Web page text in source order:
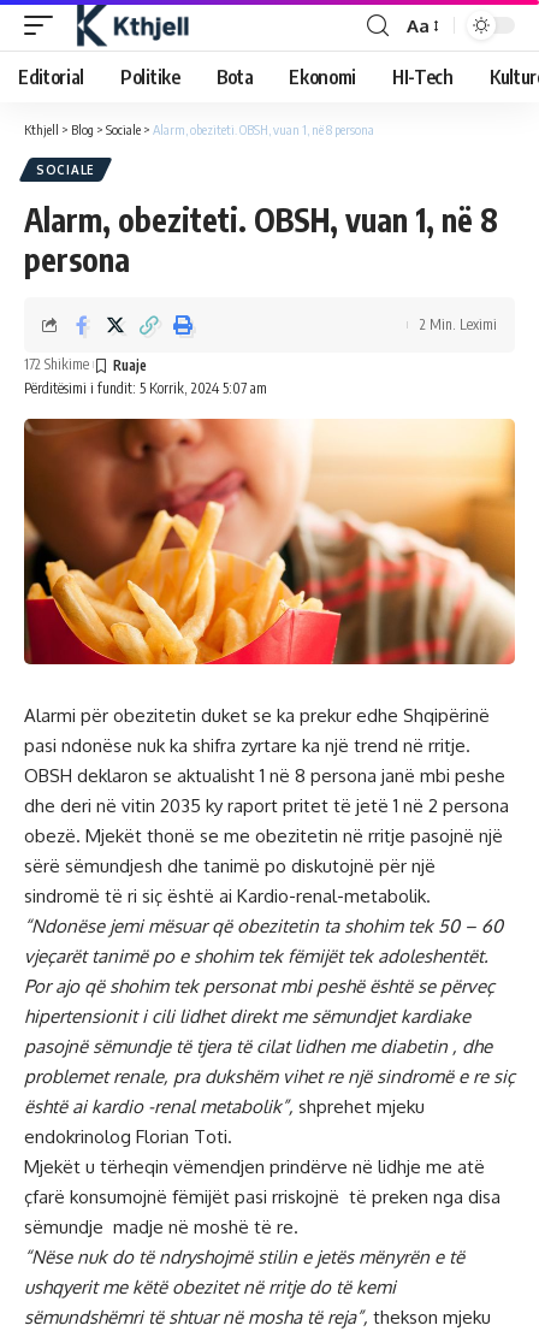
Aa
Editorial Politike Bota Ekonomi HI-Tech
Kthjell > Blog > Sociale > Alarm, obeziteti. OBSH, vuan 1, në 8 persona
SOCIALE
Alarm, obeziteti. OBSH, vuan 1, në 8
persona
Përditësimi i fundit: 5 Korrik, 2024 5:07 am
172 Shikime
2 Min. Leximi
Alarmi për obezitetin duket se ka prekur edhe Shqipërinë
pasi ndonëse nuk ka shifra zyrtare ka një trend në rritje.
OBSH deklaron se aktualisht 1 në 8 persona janë mbi peshe
dhe deri në vitin 2035 ky raport pritet të jetë 1 në 2 persona
obezë. Mjekët thonë se me obezitetin në rritje pasojnë një
sërë sëmundjesh dhe tanimë po diskutojnë për një
sindromë të ri siç është ai Kardio-renal-metabolik.
“Ndonëse jemi mësuar që obezitetin ta shohim tek 50 – 60
vjeçarët tanimë po e shohim tek fëmijët tek adoleshentët.
Por ajo që shohim tek personat mbi peshë është se përveç
hipertensionit i cili lidhet direkt me sëmundjet kardiake
pasojnë sëmundje të tjera të cilat lidhen me diabetin , dhe
problemet renale, pra dukshëm vihet re një sindromë e re siç
është ai kardio -renal metabolik”, shprehet mjeku
endokrinolog Florian Toti.
Mjekët u tërheqin vëmendjen prindërve në lidhje me atë
çfarë konsumojnë fëmijët pasi rriskojnë të preken nga disa
sëmundje madje në moshë të re.
“Nëse nuk do të ndryshojmë stilin e jetës mënyrën e të
ushqyerit me këtë obezitet në rritje do të kemi
sëmundshëmri të shtuar në mosha të reja”, thekson mjeku